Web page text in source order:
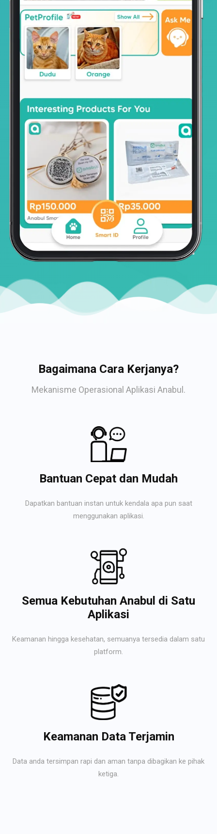
Bagaimana Cara Kerjanya?
Mekanisme Operasional Aplikasi Anabul.
Bantuan Cepat dan Mudah
Dapatkan bantuan instan untuk kendala apa pun saat
menggunakan aplikasi.
Semua Kebutuhan Anabul di Satu
Aplikasi
Keamanan hingga kesehatan, semuanya tersedia dalam satu
platform.
Keamanan Data Terjamin
Data anda tersimpan rapi dan aman tanpa dibagikan ke pihak
ketiga.